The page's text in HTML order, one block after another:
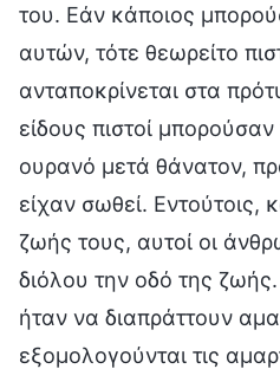
του. Εάν κάποιος
αυτών, τότε θεωρείτο
ανταποκρίνεται στα
είδους πιστοί
ουρανό μετά θάνατον,
είχαν σωθεί. Εντούτοις,
ζωής τους, αυτοί οι
διόλου την οδό της
ήταν να διαπράττουν
εξομολογούνται τις